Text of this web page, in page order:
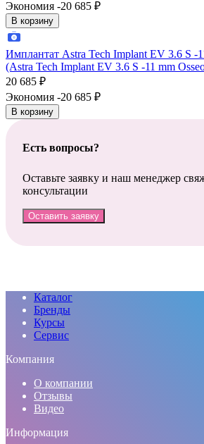
Экономия -20 685 ₽
В корзину
Имплантат Astra Tech Implant EV 3.6 S -
(Astra Tech Implant EV 3.6 S -11 mm
20 685 ₽
Экономия -20 685 ₽
В корзину
Есть вопросы?
Оставьте заявку и наш менеджер
консультации
Оставить заявку
Каталог
Бренды
Курсы
Сервис
Компания
О компании
Отзывы
Видео
Информация